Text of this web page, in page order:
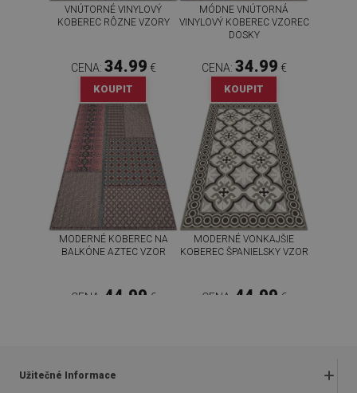
VNÚTORNÉ VINYLOVÝ
KOBEREC RÔZNE VZORY
CENA: 34.99 €
KOUPIT
MÓDNE VNÚTORNÁ
VINYLOVÝ KOBEREC VZOREC
DOSKY
CENA: 34.99 €
KOUPIT
MODERNÉ KOBEREC NA
BALKÓNE AZTEC VZOR
CENA: 44.99 €
MODERNÉ VONKAJŠIE
KOBEREC ŠPANIELSKY VZOR
CENA: 44.99 €
Užitečné Informace